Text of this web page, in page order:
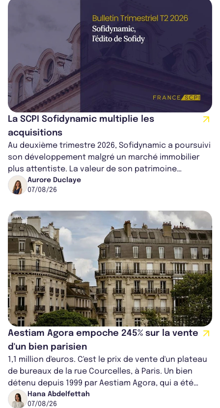
La SCPI Sofidynamic multiplie les
acquisitions
Au deuxième trimestre 2026, Sofidynamic a poursuivi
son développement malgré un marché immobilier
plus attentiste. La valeur de son patrimoine
progresse de 3,8% à périmètre constan...
Aurore Duclaye
07/08/26
Aestiam Agora empoche 245% sur la vente
d'un bien parisien
1,1 million d'euros. C'est le prix de vente d'un plateau
de bureaux de la rue Courcelles, à Paris. Un bien
détenu depuis 1999 par Aestiam Agora, qui a été
cédé avec une plus-value...
Hana Abdelfettah
07/08/26